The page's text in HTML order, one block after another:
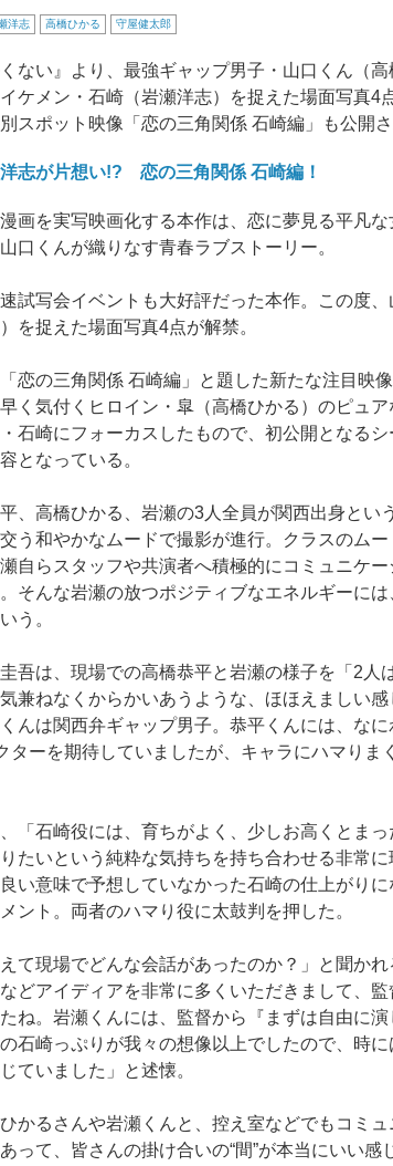
洋志 高橋ひかる 守屋健太郎
ない』より、最強ギャップ男子・山口くん（高
ケメン・石崎（岩瀬洋志）を捉えた場面写真4
スポット映像「恋の三角関係 石崎編」も公開さ
洋志が片想い!? 恋の三角関係 石崎編！
画を実写映画化する本作は、恋に夢見る平凡な
口くんが織りなす青春ラブストーリー。
試写会イベントも大好評だった本作。この度、
を捉えた場面写真4点が解禁。
恋の三角関係 石崎編」と題した新たな注目映
く気付くヒロイン・皐（高橋ひかる）のピュ
石崎にフォーカスしたもので、初公開となる
となっている。
、高橋ひかる、岩瀬の3人全員が関西出身とい
う和やかなムードで撮影が進行。クラスのム
自らスタッフや共演者へ積極的にコミュニケ
そんな岩瀬の放つポジティブなエネルギーに
う。
吾は、現場での高橋恭平と岩瀬の様子を「2人
兼ねなくからかいあうような、ほほえましい
んは関西弁ギャップ男子。恭平くんには、な
ターを期待していましたが、キャラにハマりま
「石崎役には、育ちがよく、少しお高くとま
たいという純粋な気持ちを持ち合わせる非常
い意味で予想していなかった石崎の仕上がり
ント。両者のハマり役に太鼓判を押した。
て現場でどんな会話があったのか？」と聞か
どアイディアを非常に多くいただきまして、
ね。岩瀬くんには、監督から『まずは自由に
石崎っぷりが我々の想像以上でしたので、時
ていました」と述懐。
かるさんや岩瀬くんと、控え室などでもコミュ
って、皆さんの掛け合いの“間”が本当にいい感